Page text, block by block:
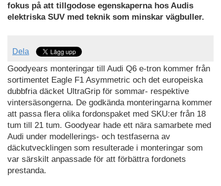
fokus på att tillgodose egenskaperna hos Audis
elektriska SUV med teknik som minskar vägbuller.
Dela
Goodyears monteringar till Audi Q6 e-tron kommer från
sortimentet Eagle F1 Asymmetric och det europeiska
dubbfria däcket UltraGrip för sommar- respektive
vintersäsongerna. De godkända monteringarna kommer
att passa flera olika fordonspaket med SKU:er från 18
tum till 21 tum. Goodyear hade ett nära samarbete med
Audi under modellerings- och testfaserna av
däckutvecklingen som resulterade i monteringar som
var särskilt anpassade för att förbättra fordonets
prestanda.